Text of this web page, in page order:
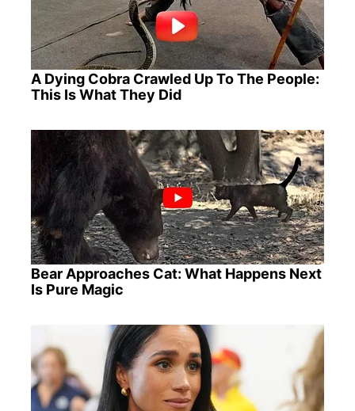
A Dying Cobra Crawled Up To The People:
This Is What They Did
Bear Approaches Cat: What Happens Next
Is Pure Magic